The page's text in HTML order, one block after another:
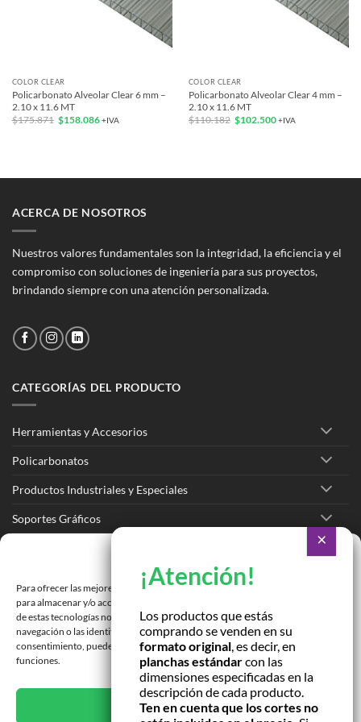
Para ofrecer las mejores experiencias, utilizamos tecnologías como las cookies
para almacenar y/o acceder a la información del dispositivo. El consentimiento
de estas tecnologías nos permitirá procesar datos como el comportamiento de
navegación o las identificaciones únicas en este sitio. No consentir o retirar el
consentimiento, puede afectar negativamente a ciertas características y
funciones.
ACEPTAR
COLOR CLEAR
Policarbonato Alveolar Clear 6 mm –
2.10 x 11.6 MT
$175.871 El
precio
$158.086El+IVA
COLOR CLEAR
Policarbonato Alveolar Clear 4 mm –
2.10 x 11.6 MT
$110.182 El
precio
$102.500El+IVA
ACERCA DE NOSOTROS
Nuestros valores fundamentales son la integridad, la eficiencia y el
compromiso con soluciones de ingeniería para sus proyectos,
brindando siempre con una atención personalizada.
CATEGORÍAS DEL PRODUCTO
Herramientas y Accesorios
Policarbonatos
Productos Industriales y Especiales
Soportes Gráficos
Ir a Tienda Online
Ir a Cotizar Servicios
Román Spech 3213, Quinta Normal, Región Metropolitana
Janequeo 1770, Concepción, Región Bío Bío
Los productos que estás
comprando se venden en su
formato original, es decir, en
planchas estándarcon las
dimensiones especificadas en la
descripción de cada producto.
Ten en cuenta que los cortes no